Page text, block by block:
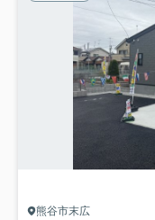
熊谷市末広